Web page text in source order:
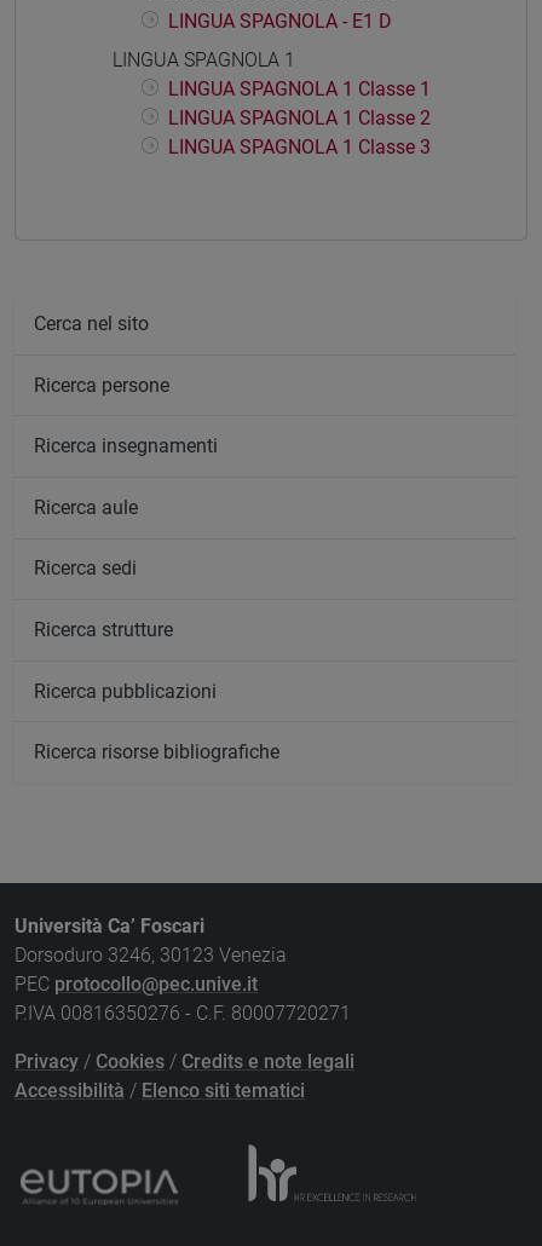
LINGUA SPAGNOLA - E1 D
LINGUA SPAGNOLA 1
LINGUA SPAGNOLA 1 Classe 1
LINGUA SPAGNOLA 1 Classe 2
LINGUA SPAGNOLA 1 Classe 3
Cerca nel sito
Ricerca persone
Ricerca insegnamenti
Ricerca aule
Ricerca sedi
Ricerca strutture
Ricerca pubblicazioni
Ricerca risorse bibliografiche
Università Ca’ Foscari
Dorsoduro 3246, 30123 Venezia
PEC protocollo@pec.unive.it
P.IVA 00816350276 - C.F. 80007720271
Privacy / Cookies / Credits e note legali
Accessibilità / Elenco siti tematici